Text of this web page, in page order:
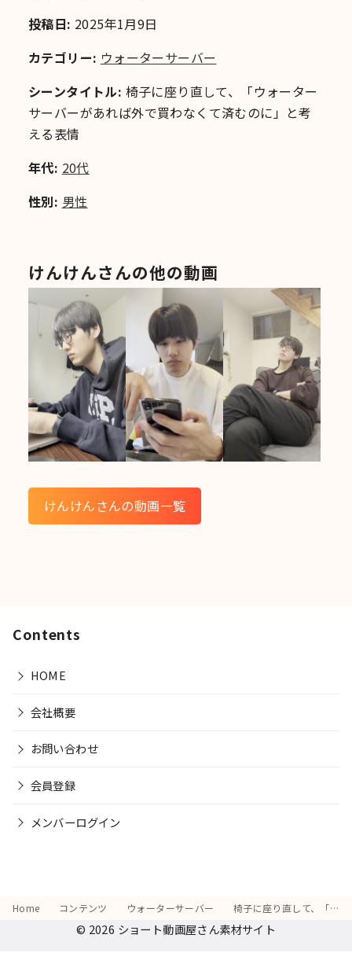
投稿日: 2025年1月9日
カテゴリー: ウォーターサーバー
シーンタイトル: 椅子に座り直して、「ウォーター
サーバーがあれば外で買わなくて済むのに」と考
える表情
年代: 20代
性別: 男性
けんけんさんの他の動画
けんけんさんの動画一覧
Contents
HOME
会社概要
お問い合わせ
会員登録
メンバーログイン
Home コンテンツ ウォーターサーバー 椅子に座り直して、「ウォーターサーバーがあれば外で買わなくて済むのに」と考える表情
© 2026 ショート動画屋さん素材サイト